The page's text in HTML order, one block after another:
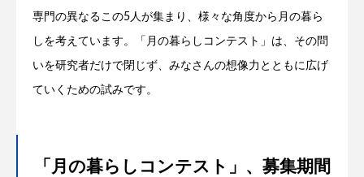
専門の異なるこの5人が集まり、様々な角度から月の暮ら
しを考えています。「月の暮らしコンテスト」は、その問
いを研究者だけで閉じず、みなさんの想像力とともに広げ
ていくための試みです。
「月の暮らしコンテスト」、募集期間